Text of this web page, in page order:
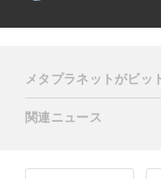
メタプラネットがビッ
関連ニュース